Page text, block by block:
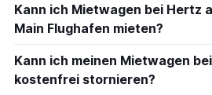
Kann ich Mietwagen bei Hertz
Main Flughafen mieten?
Kann ich meinen Mietwagen
kostenfrei stornieren?